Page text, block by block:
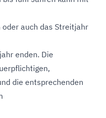
auch das Streitjahr
enden. Die
die entsprechenden